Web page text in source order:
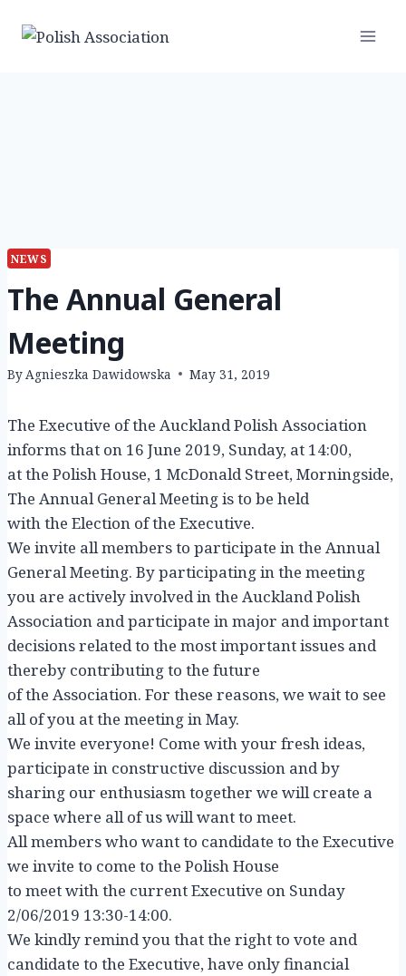
NEWS
The Annual General
Meeting
By Agnieszka Dawidowska May 31, 2019
The Executive of the Auckland Polish Association
informs that on 16 June 2019, Sunday, at 14:00,
at the Polish House, 1 McDonald Street, Morningside,
The Annual General Meeting is to be held
with the Election of the Executive.
We invite all members to participate in the Annual
General Meeting. By participating in the meeting
you are actively involved in the Auckland Polish
Association and participate in major and important
decisions related to the most important issues and
thereby contributing to the future
of the Association. For these reasons, we wait to see
all of you at the meeting in May.
We invite everyone! Come with your fresh ideas,
participate in constructive discussion and by
sharing our enthusiasm together we will create a
space where all of us will want to meet.
All members who want to candidate to the Executive
we invite to come to the Polish House
to meet with the current Executive on Sunday
2/06/2019 13:30-14:00.
We kindly remind you that the right to vote and
candidate to the Executive, have only financial